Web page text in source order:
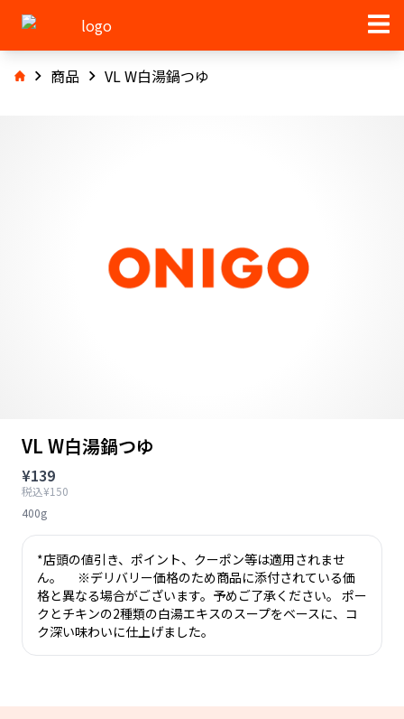
商品 VL W白湯鍋つゆ
VL W白湯鍋つゆ
¥139
税込¥150
400g
*店頭の値引き、ポイント、クーポン等は適用されませ
ん。 ※デリバリー価格のため商品に添付されている価
格と異なる場合がございます。予めご了承ください。 ポー
クとチキンの2種類の白湯エキスのスープをベースに、コ
ク深い味わいに仕上げました。